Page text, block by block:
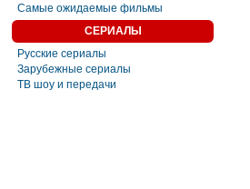
Самые ожидаемые фильмы
СЕРИАЛЫ
Русские сериалы
Зарубежные сериалы
ТВ шоу и передачи